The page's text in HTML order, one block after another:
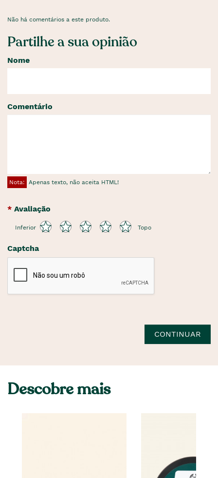
Não há comentários a este produto.
Partilhe a sua opinião
Nome
Comentário
Nota: Apenas texto, não aceita HTML!
Avaliação
Inferior Topo
Captcha
CONTINUAR
Descobre mais